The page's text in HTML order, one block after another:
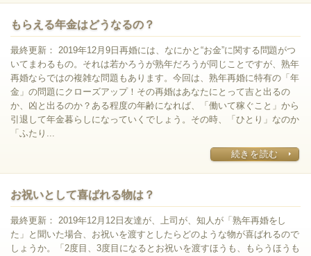
もらえる年金はどうなるの？
最終更新： 2019年12月9日再婚には、なにかと“お金”に関する問題がつ
いてまわるもの。それは若かろうが熟年だろうが同じことですが、熟年
再婚ならではの複雑な問題もあります。今回は、熟年再婚に特有の「年
金」の問題にクローズアップ！その再婚はあなたにとって吉と出るの
か、凶と出るのか？ある程度の年齢になれば、「働いて稼ぐこと」から
引退して年金暮らしになっていくでしょう。その時、「ひとり」なのか
「ふたり...
続きを読む
お祝いとして喜ばれる物は？
最終更新： 2019年12月12日友達が、上司が、知人が「熟年再婚をし
た」と聞いた場合、お祝いを渡すとしたらどのような物が喜ばれるので
しょうか。「2度目、3度目になるとお祝いを渡すほうも、もらうほうも